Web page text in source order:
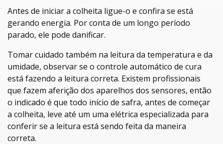
Antes de iniciar a colheita ligue-o e confira se está
gerando energia. Por conta de um longo período
parado, ele pode danificar.
Tomar cuidado também na leitura da temperatura e da
umidade, observar se o controle automático de cura
está fazendo a leitura correta. Existem profissionais
que fazem aferição dos aparelhos dos sensores, então
o indicado é que todo início de safra, antes de começar
a colheita, leve até um uma elétrica especializada para
conferir se a leitura está sendo feita da maneira
correta.